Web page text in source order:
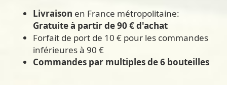
Livraison en France métropolitaine:
Gratuite à partir de 90 € d'achat
Forfait de port de 10 € pour les commandes
inférieures à 90 €
Commandes par multiples de 6 bouteilles